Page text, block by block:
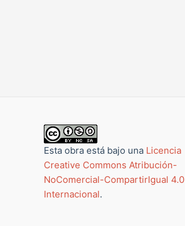
Esta obra está bajo una Licencia
Creative Commons Atribución-
NoComercial-CompartirIgual 4.0
Internacional.